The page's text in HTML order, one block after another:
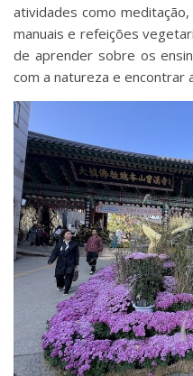
atividades como
manuais e refeições
de aprender sobre os
com a natureza e encontrar